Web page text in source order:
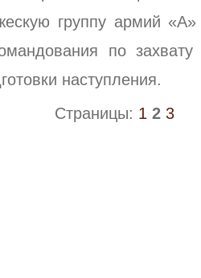
группу армий
по
наступления.
Страницы: 1 2 3